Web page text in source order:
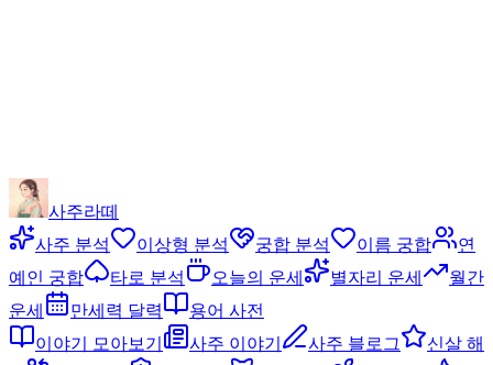
사주라떼
사주 분석
이상형 분석 궁합 분석 이름 궁합
연
예인 궁합
타로 분석 오늘의 운세 별자리 운세
월간
운세
만세력 달력
용어 사전
이야기 모아보기
사주 이야기 사주 블로그
신살 해